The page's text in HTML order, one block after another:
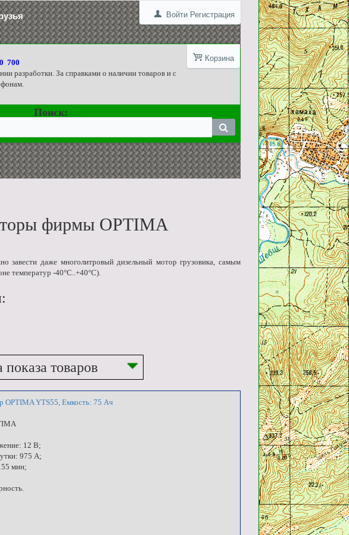
Войти Регистрация
Корзина
700
разработки. За справками о наличии товаров и с
Поиск:
фирмы OPTIMA
завести даже многолитровый дизельный мотор грузовика, самым
температур -40°C..+40°C).
товаров
OPTIMA YTS55, Емкость: 75 Ач
12 В;
975 A;
мин;